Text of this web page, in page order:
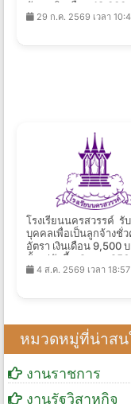
อัตรา เงินเดือน 18,000
ตั้งแต่วันที่ 3 - 7 ส.ค.
29 ก.ค. 2569 เวลา
โรงเรียนนครสวรรค์ รั
บุคคลเพื่อเป็นลูกจ้างชั่ว
อัตรา เงินเดือน 9,500
ตั้งแต่บัดนี้ - 9 ส.ค.
4 ส.ค. 2569 เวลา
หมวดหมู่ที่น่าสน
งานราชการ
งานรัฐวิสาหกิจ